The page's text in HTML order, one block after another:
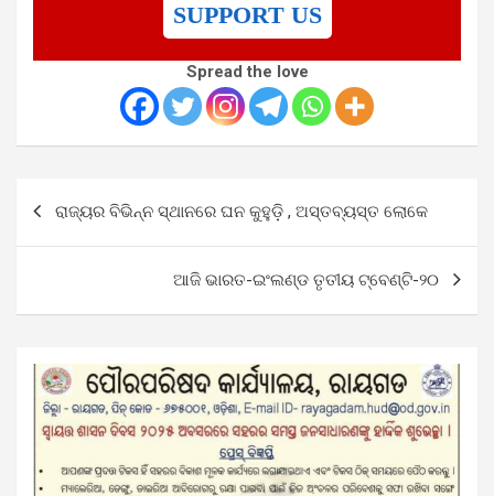
SUPPORT US
Spread the love
navigation
ରାଜ୍ୟର ବିଭିନ୍ନ ସ୍ଥାନରେ ଘନ କୁହୁଡ଼ି , ଅସ୍ତବ୍ୟସ୍ତ ଲୋକେ
ଆଜି ଭାରତ-ଇଂଲଣ୍ଡ ତୃତୀୟ ଟ୍ବେଣ୍ଟି-୨୦